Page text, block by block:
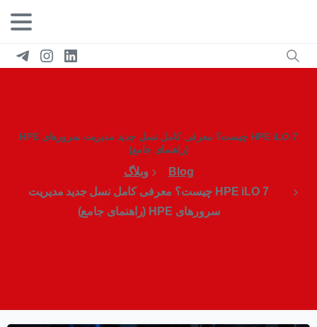
HPE iLO 7 چیست؟ معرفی کامل نسل جدید مدیریت سرورهای HPE
(راهنمای جامع)
Blog
وبلاگ
HPE iLO 7 چیست؟ معرفی کامل نسل جدید مدیریت
سرورهای HPE (راهنمای جامع)